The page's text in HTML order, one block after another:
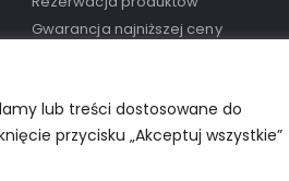
lub treści dostosowane do
przycisku „Akceptuj wszystkie”
Gwarancja najniższej ceny